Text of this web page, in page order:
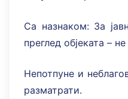
Са назнаком: За
преглед објеката – не
Непотпуне и
разматрати.